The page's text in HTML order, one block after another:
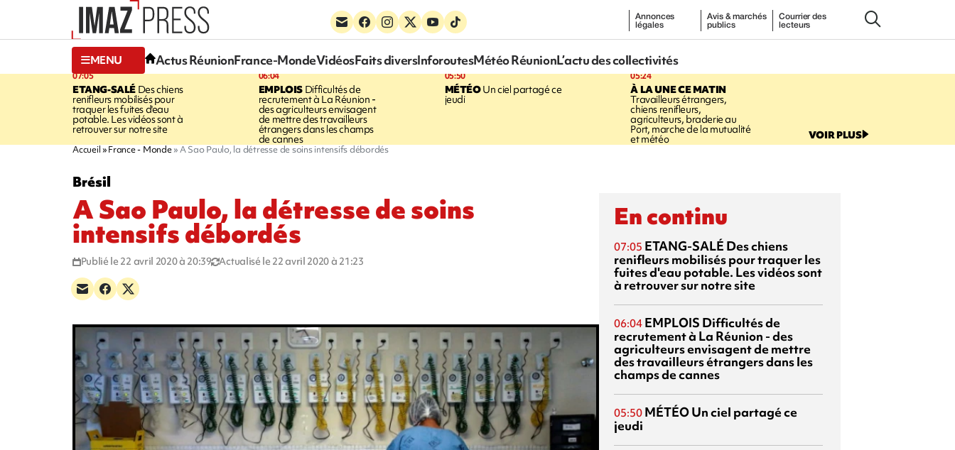
Annonces
légales
Avis & marchés
publics
Courrier des
lecteurs
MENU Actus RéunionFrance-MondeVidéosFaits diversInforoutesMétéo RéunionL’actu des collectivités
07:05
ETANG-SALÉ Des chiens
renifleurs mobilisés pour
traquer les fuites d'eau
potable. Les vidéos sont à
retrouver sur notre site
06:04
EMPLOIS Difficultés de
recrutement à La Réunion -
des agriculteurs envisagent
de mettre des travailleurs
étrangers dans les champs
de cannes
05:50
MÉTÉOUn ciel partagé ce
jeudi
05:24
À LA UNE CE MATIN
Travailleurs étrangers,
chiens renifleurs,
agriculteurs, braderie au
Port, marche de la mutualité
et météo VOIR PLUS
Accueil France - Monde A Sao Paulo, la détresse de soins intensifs débordés
Brésil
A Sao Paulo, la détresse de soins
intensifs débordés
Publié le 22 avril 2020 à 20:39 Actualisé le 22 avril 2020 à 21:23
En continu
07:05 ETANG-SALÉ Des chiens
renifleurs mobilisés pour traquer les
fuites d'eau potable. Les vidéos sont
à retrouver sur notre site
06:04 EMPLOIS Difficultés de
recrutement à La Réunion - des
agriculteurs envisagent de mettre
des travailleurs étrangers dans les
champs de cannes
05:50 MÉTÉOUn ciel partagé ce
jeudi